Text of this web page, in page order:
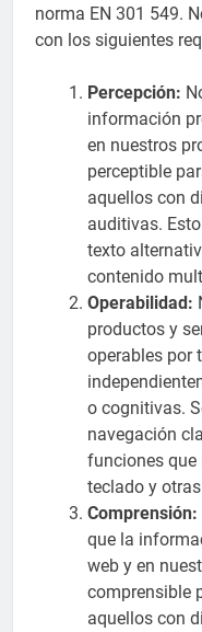
norma EN 301 549.
con los siguientes
Percepción:
información
en nuestros
perceptible
aquellos con
auditivas.
texto
contenido
Operabilidad:
productos y
operables por
o cognitivas.
navegación
funciones que
teclado y
Comprensión:
que la
web y en
comprensible
aquellos con